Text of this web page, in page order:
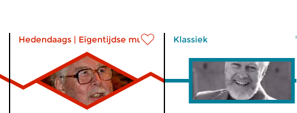
Hedendaags | Eigentijdse muziek Klassiek